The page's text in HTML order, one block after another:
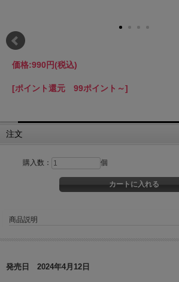
価格:990円(税込)
[ポイント還元 99ポイント～]
注文
購入数： 個
商品説明
発売日 2024年4月12日